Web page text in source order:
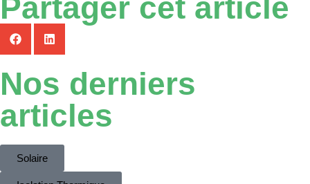
Partager cet article
Nos derniers
articles
Solaire